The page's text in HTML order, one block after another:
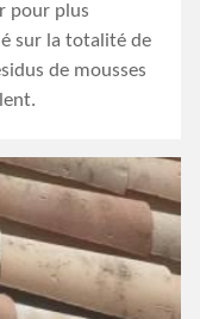
pour plus
sur la totalité de
de mousses